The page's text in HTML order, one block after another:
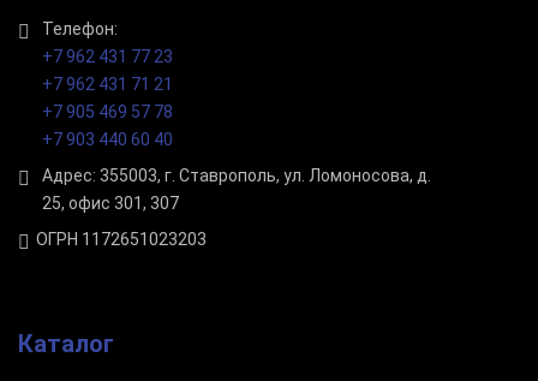
Телефон:
+7 962 431 77 23
+7 962 431 71 21
+7 905 469 57 78
+7 903 440 60 40
Адрес: 355003, г. Ставрополь, ул. Ломоносова, д.
25, офис 301, 307
ОГРН 1172651023203
Каталог